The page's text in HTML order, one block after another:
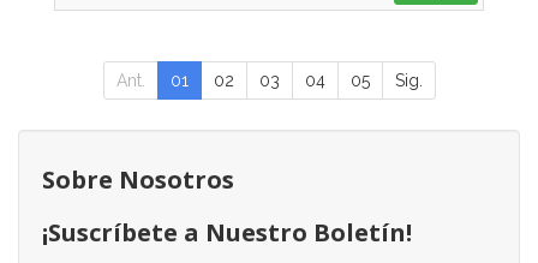
Ant. 01 02 03 04 05 Sig.
Sobre Nosotros
¡Suscríbete a Nuestro Boletín!